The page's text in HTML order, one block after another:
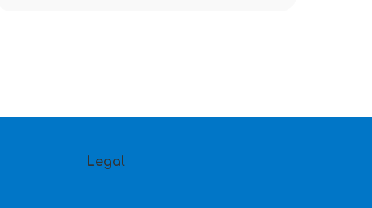
Legal